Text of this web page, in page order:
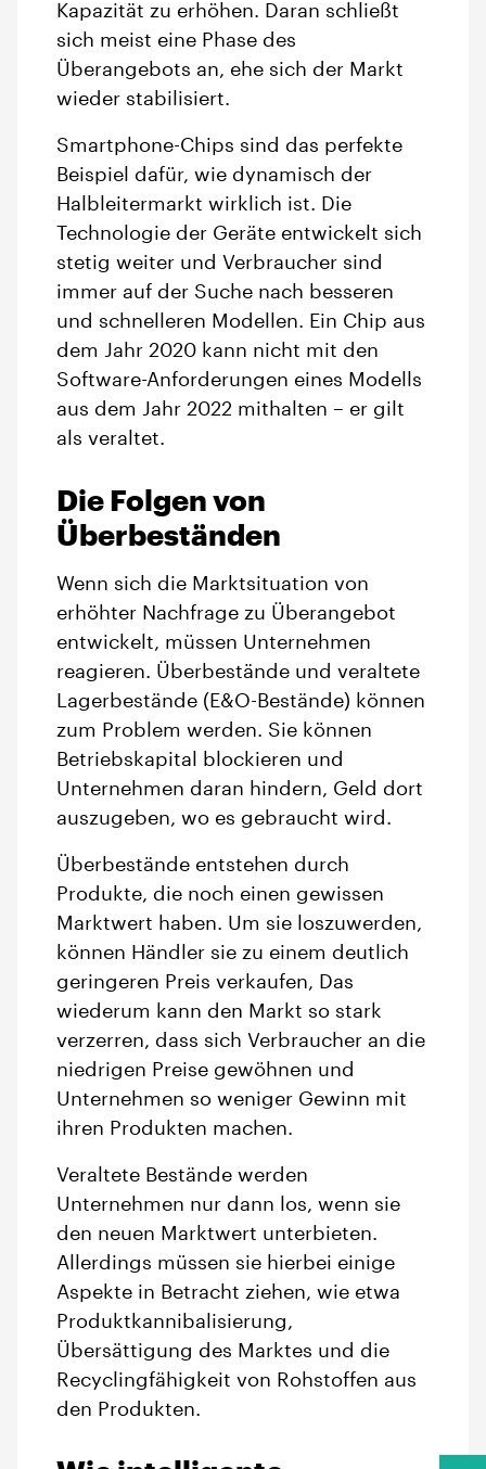
Kapazität zu erhöhen. Daran schließt
sich meist eine Phase des
Überangebots an, ehe sich der Markt
wieder stabilisiert.
Smartphone-Chips sind das perfekte
Beispiel dafür, wie dynamisch der
Halbleitermarkt wirklich ist. Die
Technologie der Geräte entwickelt sich
stetig weiter und Verbraucher sind
immer auf der Suche nach besseren
und schnelleren Modellen. Ein Chip aus
dem Jahr 2020 kann nicht mit den
Software-Anforderungen eines Modells
aus dem Jahr 2022 mithalten – er gilt
als veraltet.
Die Folgen von
Überbeständen
Wenn sich die Marktsituation von
erhöhter Nachfrage zu Überangebot
entwickelt, müssen Unternehmen
reagieren. Überbestände und veraltete
Lagerbestände (E&O-Bestände) können
zum Problem werden. Sie können
Betriebskapital blockieren und
Unternehmen daran hindern, Geld dort
auszugeben, wo es gebraucht wird.
Überbestände entstehen durch
Produkte, die noch einen gewissen
Marktwert haben. Um sie loszuwerden,
können Händler sie zu einem deutlich
geringeren Preis verkaufen, Das
wiederum kann den Markt so stark
verzerren, dass sich Verbraucher an die
niedrigen Preise gewöhnen und
Unternehmen so weniger Gewinn mit
ihren Produkten machen.
Veraltete Bestände werden
Unternehmen nur dann los, wenn sie
den neuen Marktwert unterbieten.
Allerdings müssen sie hierbei einige
Aspekte in Betracht ziehen, wie etwa
Produktkannibalisierung,
Übersättigung des Marktes und die
Recyclingfähigkeit von Rohstoffen aus
den Produkten.